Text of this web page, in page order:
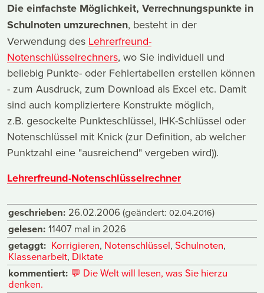
Die einfachste Möglichkeit, Verrechnungspunkte in
Schulnoten umzurechnen, besteht in der
Verwendung des Lehrerfreund-
Notenschlüsselrechners, wo Sie individuell und
beliebig Punkte- oder Fehlertabellen erstellen können
- zum Ausdruck, zum Download als Excel etc. Damit
sind auch kompliziertere Konstrukte möglich,
z.B. gesockelte Punkteschlüssel, IHK-Schlüssel oder
Notenschlüssel mit Knick (zur Definition, ab welcher
Punktzahl eine "ausreichend" vergeben wird)).
Lehrerfreund-Notenschlüsselrechner
geschrieben: 26.02.2006 (geändert: 02.04.2016)
gelesen: 11407 mal in 2026
getaggt: Korrigieren, Notenschlüssel, Schulnoten,
Klassenarbeit, Diktate
kommentiert: 💬 Die Welt will lesen, was Sie hierzu
denken.